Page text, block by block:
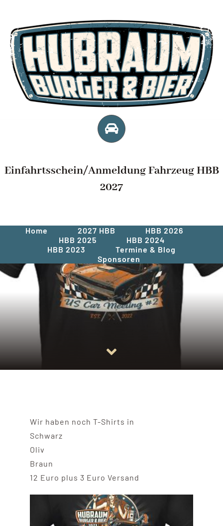
springen
Einfahrtsschein/Anmeldung Fahrzeug HBB
2027
Home 2027 HBB
HBB 2026
HBB 2025
HBB 2024
HBB 2023
Termine & Blog
Sponsoren
Wir haben noch T-Shirts in
Schwarz
Oliv
Braun
12 Euro plus 3 Euro Versand